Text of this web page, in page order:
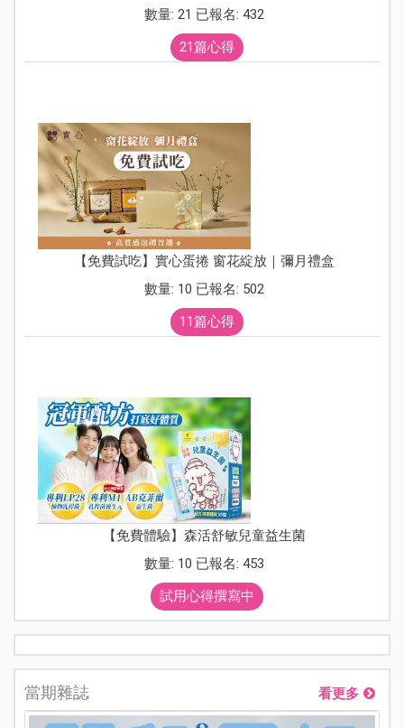
數量: 21 已報名: 432
21篇心得
【免費試吃】實心蛋捲 窗花綻放｜彌月禮盒
數量: 10 已報名: 502
11篇心得
【免費體驗】森活舒敏兒童益生菌
數量: 10 已報名: 453
試用心得撰寫中
當期雜誌 看更多